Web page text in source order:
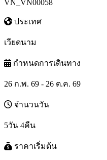
VN_VN00058
ประเทศ
เวียดนาม
กำหนดการเดินทาง
26 ก.พ. 69 - 26 ต.ค. 69
จำนวนวัน
5วัน 4คืน
ราคาเริ่มต้น